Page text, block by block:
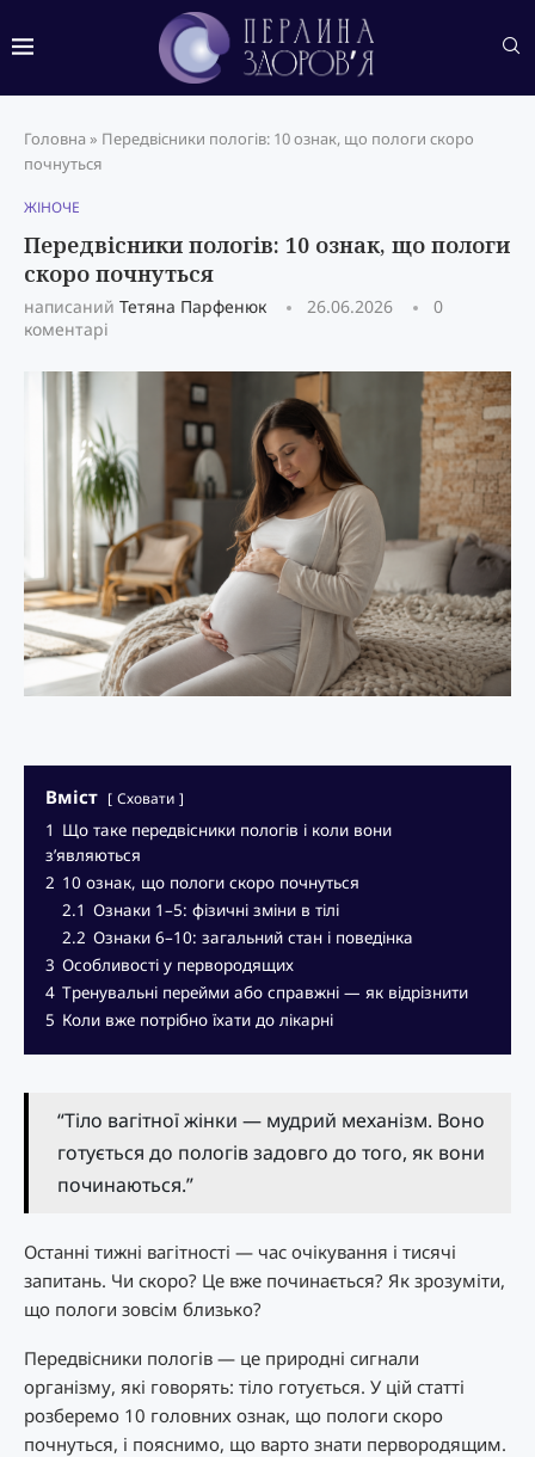
Головна » Передвісники пологів: 10 ознак, що пологи скоро
почнуться
ЖІНОЧЕ
Передвісники пологів: 10 ознак, що пологи
скоро почнуться
написаний Тетяна Парфенюк 26.06.2026
0
коментарі
Вміст Сховати
1 Що таке передвісники пологів і коли вони
з’являються
2 10 ознак, що пологи скоро почнуться
2.1 Ознаки 1–5: фізичні зміни в тілі
2.2 Ознаки 6–10: загальний стан і поведінка
3 Особливості у первородящих
4 Тренувальні перейми або справжні — як відрізнити
5 Коли вже потрібно їхати до лікарні
“Тіло вагітної жінки — мудрий механізм. Воно
готується до пологів задовго до того, як вони
починаються.”
Останні тижні вагітності — час очікування і тисячі
запитань. Чи скоро? Це вже починається? Як зрозуміти,
що пологи зовсім близько?
Передвісники пологів — це природні сигнали
організму, які говорять: тіло готується. У цій статті
розберемо 10 головних ознак, що пологи скоро
почнуться, і пояснимо, що варто знати первородящим.